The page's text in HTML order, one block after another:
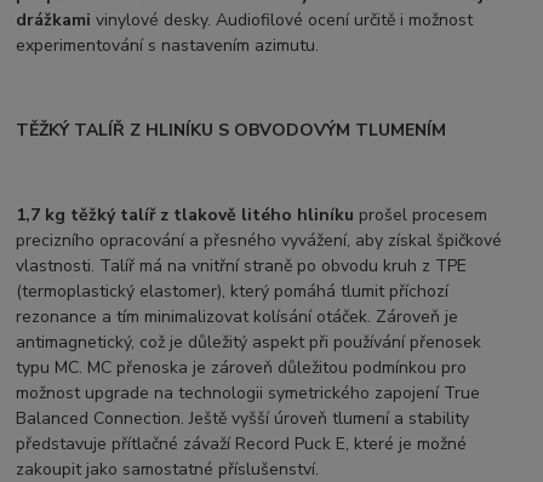
drážkami vinylové desky. Audiofilové ocení určitě i možnost
experimentování s nastavením azimutu.
TĚŽKÝ TALÍŘ Z HLINÍKU S OBVODOVÝM TLUMENÍM
1,7 kg těžký talíř z tlakově litého hliníku prošel procesem
precizního opracování a přesného vyvážení, aby získal špičkové
vlastnosti. Talíř má na vnitřní straně po obvodu kruh z TPE
(termoplastický elastomer), který pomáhá tlumit příchozí
rezonance a tím minimalizovat kolísání otáček. Zároveň je
antimagnetický, což je důležitý aspekt při používání přenosek
typu MC. MC přenoska je zároveň důležitou podmínkou pro
možnost upgrade na technologii symetrického zapojení True
Balanced Connection. Ještě vyšší úroveň tlumení a stability
představuje přítlačné závaží Record Puck E, které je možné
zakoupit jako samostatné příslušenství.